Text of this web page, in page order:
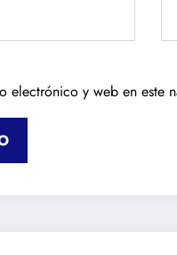
electrónico y web en este